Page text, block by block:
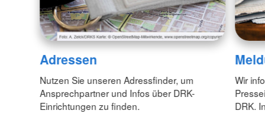
Adressen
Nutzen Sie unseren Adressfinder, um
Ansprechpartner und Infos über DRK-
Einrichtungen zu finden.
Wir
DRK.